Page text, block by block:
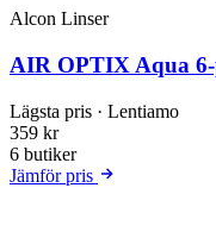
Alcon Linser
AIR OPTIX Aqua
Lägsta pris · Lentiamo
359 kr
6 butiker
Jämför pris